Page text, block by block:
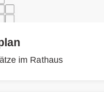
im Rathaus